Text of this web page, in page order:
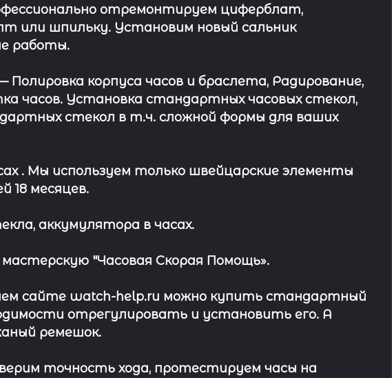
отремонтируем циферблат,
или шпильку. Установим новый сальник
работы.
Полировка корпуса часов и браслета, Радирование,
часов. Установка стандартных часовых стекол,
стекол в т.ч. сложной формы для ваших
. Мы используем только швейцарские элементы
18 месяцев.
аккумулятора в часах.
"Часовая Скорая Помощь».
сайте watch-help.ru можно купить стандартный
отрегулировать и установить его. А
ремешок.
точность хода, протестируем часы на